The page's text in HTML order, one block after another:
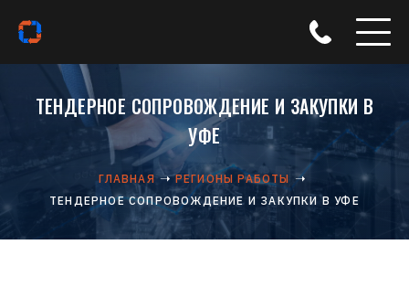
ТЕНДЕРНОЕ СОПРОВОЖДЕНИЕ И ЗАКУПКИ В
УФЕ
ГЛАВНАЯ
РЕГИОНЫ РАБОТЫ
ТЕНДЕРНОЕ СОПРОВОЖДЕНИЕ И ЗАКУПКИ В УФЕ